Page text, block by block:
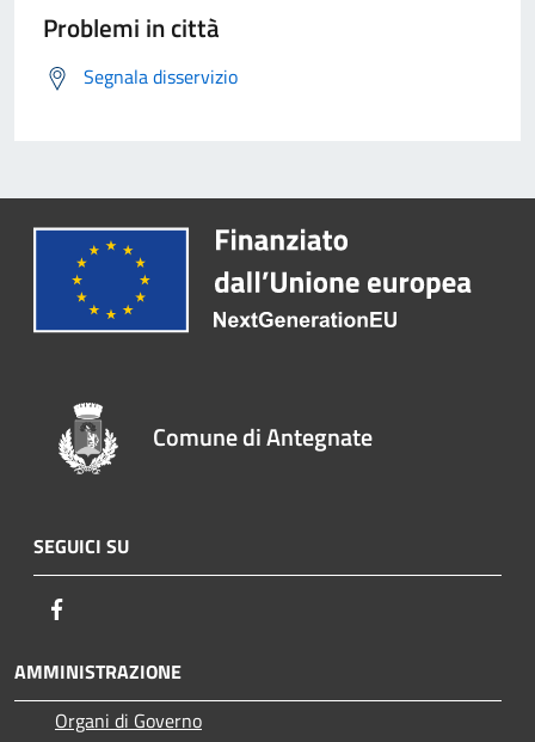
Problemi in città
Segnala disservizio
Comune di Antegnate
SEGUICI SU
AMMINISTRAZIONE
Organi di Governo